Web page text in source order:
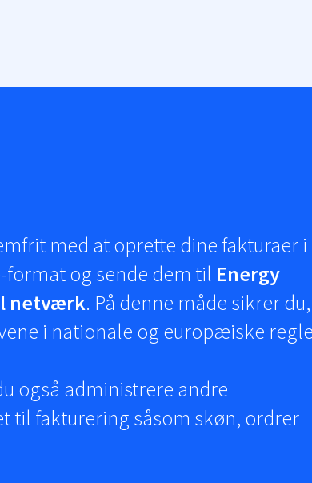
med at oprette dine fakturaer i
-format og sende dem til Energy
netværk. På denne måde sikrer du,
i nationale og europæiske
også administrere andre
til fakturering såsom skøn, ordrer